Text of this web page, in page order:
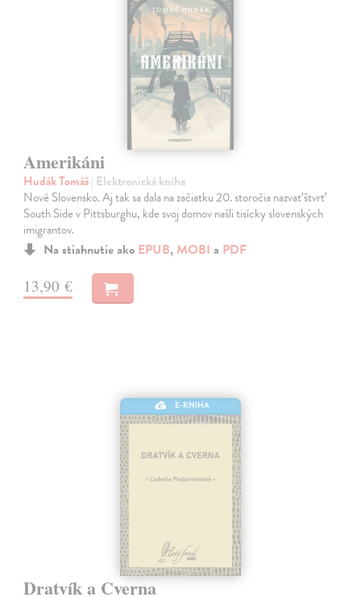
Amerikáni
Hudák Tomáš| Elektronická kniha
Nové Slovensko. Aj tak sa dala na začiatku 20. storočia nazvať štvrť
South Side v Pittsburghu, kde svoj domov našli tisícky slovenských
imigrantov.
Na stiahnutie ako EPUB, MOBI a PDF
13,90 €
E-KNIHA
Dratvík a Cverna